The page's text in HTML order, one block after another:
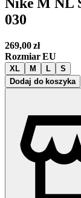
030
269,00zł
Rozmiar EU
XL M L
S
Dodaj do koszyka